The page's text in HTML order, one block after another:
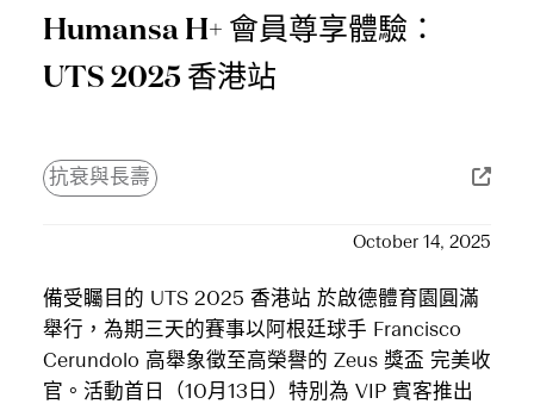
Humansa H+ 會員尊享體驗：
UTS 2025 香港站
抗衰與長壽
October 14, 2025
備受矚目的 UTS 2025 香港站 於啟德體育園圓滿
舉行，為期三天的賽事以阿根廷球手 Francisco
Cerundolo 高舉象徵至高榮譽的 Zeus 獎盃 完美收
官。活動首日（10月13日）特別為 VIP 賓客推出